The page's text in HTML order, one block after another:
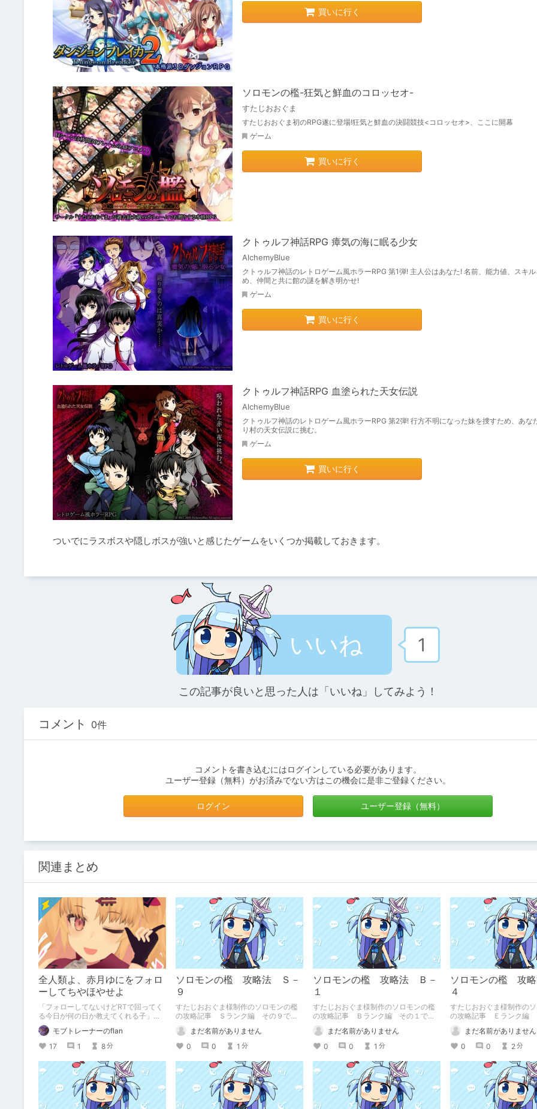
買いに行く
ソロモンの檻-狂気と鮮血のコロッセオ-
すたじおおぐま
すたじおおぐま初のRPG遂に登場!狂気と鮮血の決闘競技<コロッセオ>、ここに開幕
ゲーム
買いに行く
クトゥルフ神話RPG 瘴気の海に眠る少女
AlchemyBlue
クトゥルフ神話のレトロゲーム風ホラーRPG 第1弾! 主人公はあなた! 名前、能力値、スキ
め、仲間と共に館の謎を解き明かせ!
ゲーム
買いに行く
クトゥルフ神話RPG 血塗られた天女伝説
AlchemyBlue
クトゥルフ神話のレトロゲーム風ホラーRPG 第2弾! 行方不明になった妹を捜すため、あな
り村の天女伝説に挑む。
ゲーム
買いに行く
ついでにラスボスや隠しボスが強いと感じたゲームをいくつか掲載しておきます。
いいね 1
この記事が良いと思った人は「いいね」してみよう！
コメント 0件
コメントを書き込むにはログインしている必要があります。
ユーザー登録（無料）がお済みでない方はこの機会に是非ご登録ください。
ログイン ユーザー登録（無料）
関連まとめ
全人類よ、赤月ゆにをフォロ
ーしてちやほやせよ
「フォローしてないけどRTで回ってく
る今日が何の日か教えてくれる子」じ
ゃねえんだよフォローしろ
モブトレーナーのflan
17
1 8分
ソロモンの檻 攻略法 Ｓ－
９
すたじおおぐま様制作のソロモンの檻
の攻略記事 Ｓランク編 その９で
す。
まだ名前がありません
0
0 1 分
ソロモンの檻 攻略法 Ｂ－
１
すたじおおぐま様制作のソロモンの檻
の攻略記事 Ｂランク編 その１で
す。
まだ名前がありません
0
0 1 分
ソロモンの檻 攻
４
すたじおおぐま様制作の
の攻略記事 Ｅランク編
す。
まだ名前がありません
0
0 2分